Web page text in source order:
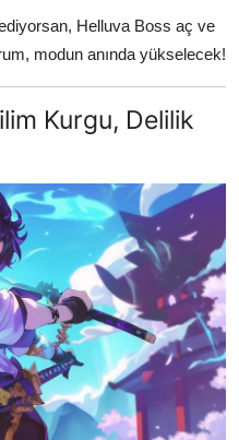
Helluva Boss aç ve
modun anında yükselecek!
Kurgu, Delilik